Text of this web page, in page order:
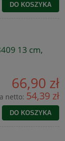
DO KOSZYKA
13 cm,
66,90 zł
netto: 54,39 zł
DO KOSZYKA